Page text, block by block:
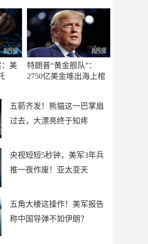
美
特朗普“黄金舰队”：
2750亿美金堆出海上棺
五箭齐发！熊猫这一巴掌扇
过去，大漂亮终于知疼
央视短短5秒钟，美军3年兵
推一夜作废！亚太变天
五角大楼这操作！美军报告
称中国导弹不如伊朗？